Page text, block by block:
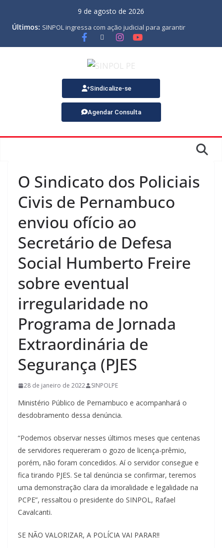
9 de agosto de 2026
Últimos: SINPOL ingressa com ação judicial para garantir
pagamento do PJES atrasado
ASSEMBLEIA GERAL ORDINÁRIA
MINUTA DA LEI ORGÂNICA
Nota de Pesar sobre o falecimento de Gonçalo, um dos
fundadores do SINPOL
SINPOL e CAMPOL promovem 2º Curso de Tiro Policial,
no dia 9 de outubro
Sindicalize-se
Agendar Consulta
O Sindicato dos Policiais
Civis de Pernambuco
enviou ofício ao
Secretário de Defesa
Social Humberto Freire
sobre eventual
irregularidade no
Programa de Jornada
Extraordinária de
Segurança (PJES
28 de janeiro de 2022 SINPOLPE
Ministério Público de Pernambuco e acompanhará o
desdobramento dessa denúncia.
“Podemos observar nesses últimos meses que centenas
de servidores requereram o gozo de licença-prêmio,
porém, não foram concedidos. Aí o servidor consegue e
fica tirando PJES. Se tal denúncia se confirmar, teremos
uma demonstração clara da imoralidade e legalidade na
PCPE”, ressaltou o presidente do SINPOL, Rafael
Cavalcanti.
SE NÃO VALORIZAR, A POLÍCIA VAI PARAR!!